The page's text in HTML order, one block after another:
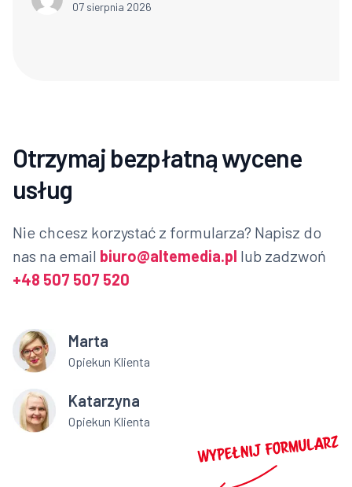
07 sierpnia 2026
Otrzymaj bezpłatną wycene
usług
Nie chcesz korzystać z formularza? Napisz do
nas na email biuro@altemedia.pl lub zadzwoń
+48 507 507 520
Marta
Opiekun Klienta
Katarzyna
Opiekun Klienta